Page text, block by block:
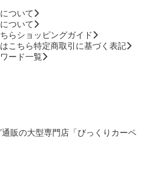
ついて
ついて
ショッピングガイド
特定商取引に基づく表記
ード一覧
販の大型専門店「びっくりカーペ